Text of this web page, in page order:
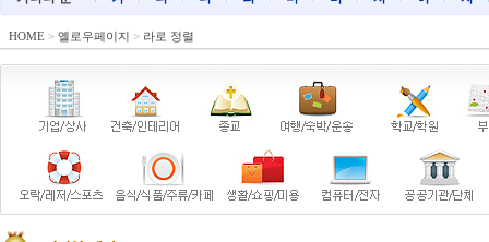
HOME > 옐로우페이지 > 라로 정렬